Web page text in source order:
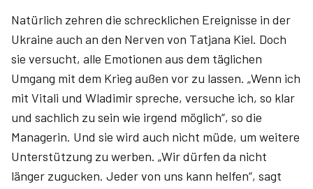
Natürlich zehren die schrecklichen Ereignisse in der
Ukraine auch an den Nerven von Tatjana Kiel. Doch
sie versucht, alle Emotionen aus dem täglichen
Umgang mit dem Krieg außen vor zu lassen. „Wenn ich
mit Vitali und Wladimir spreche, versuche ich, so klar
und sachlich zu sein wie irgend möglich“, so die
Managerin. Und sie wird auch nicht müde, um weitere
Unterstützung zu werben. „Wir dürfen da nicht
länger zugucken. Jeder von uns kann helfen“, sagt